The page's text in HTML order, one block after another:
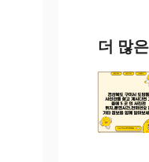
더 많